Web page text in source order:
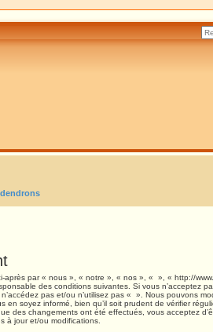
par « nous », « notre », « nos », « », « http://
des conditions suivantes. Si vous n’acceptez
pas et/ou n’utilisez pas « ». Nous pouvons
en soyez informé, bien qu’il soit prudent de vérifier
des changements ont été effectués, vous acceptez
à jour et/ou modifications.